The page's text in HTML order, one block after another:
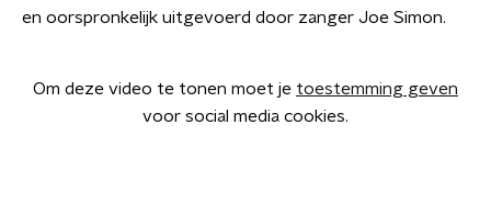
en oorspronkelijk uitgevoerd door zanger Joe Simon.
Om deze video te tonen moet je toestemming geven
voor social media cookies.